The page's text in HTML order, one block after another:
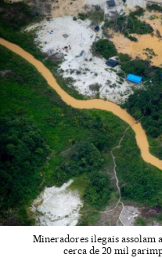
Mineradores ilegais assolam
cerca de 20 mil